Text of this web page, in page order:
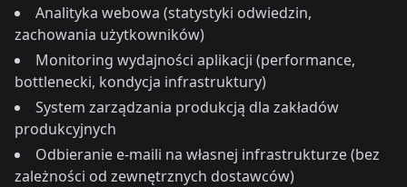
Analityka webowa (statystyki odwiedzin,
zachowania użytkowników)
Monitoring wydajności aplikacji (performance,
bottlenecki, kondycja infrastruktury)
System zarządzania produkcją dla zakładów
produkcyjnych
Odbieranie e-maili na własnej infrastrukturze (bez
zależności od zewnętrznych dostawców)